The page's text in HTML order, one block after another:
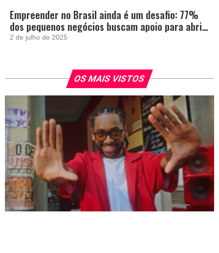
Empreender no Brasil ainda é um desafio: 77%
dos pequenos negócios buscam apoio para abrir
e crescer
2 de julho de 2025
OS MAIS VISTOS